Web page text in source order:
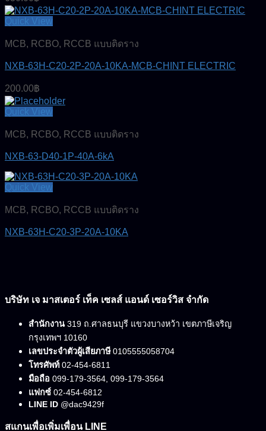
Quick View
MCB, RCBO, RCCB แบบติดราง
NXB-63H-C20-2P-20A-10KA-MCB-CHINT ELECTRIC
200.00฿
Quick View
MCB, RCBO, RCCB แบบติดราง
NXB-63-D40-1P-40A-6kA
Quick View
MCB, RCBO, RCCB แบบติดราง
NXB-63H-C20-3P-20A-10KA
บริษัท เจ มาสเตอร์ เท็ค เซลส์ แอนด์ เซอร์วิส จำกัด
สำนักงาน 319 ถ.ศาลธนบุรี แขวงบางหว้า เขตภาษีเจริญ
กรุงเทพฯ 10160
เลขประจำตัวผู้เสียภาษี0105555058704
โทรศัพท์02-454-6811
มือถือ 099-179-3564, 099-179-3564
แฟกซ์ 02-454-6812
LINE ID @dac9429f
สแกนเพื่อเพิ่มเพื่อน LINE